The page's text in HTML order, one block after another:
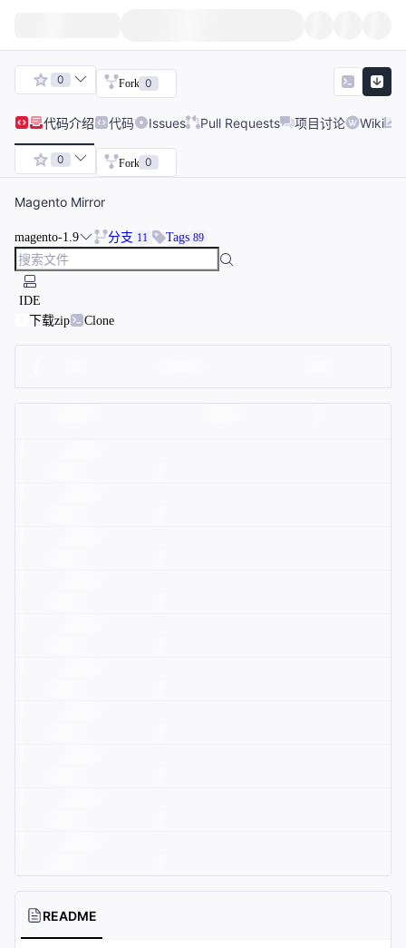
0 Fork 0
代码介绍 代码 Issues Pull Requests 项目讨论 Wiki
0 Fork 0
Magento Mirror
magento-1.9 分支 11 Tags 89
IDE
下载zip
Clone
README